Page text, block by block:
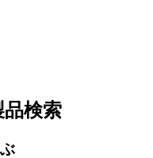
品検索